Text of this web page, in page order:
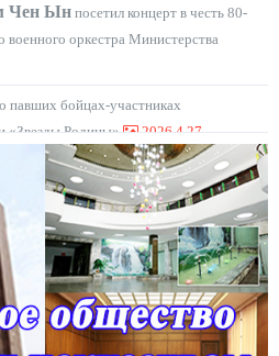
Чен Ынпосетил концерт в честь 80-
военного оркестра Министерства
павших бойцах-участниках
«Звезды Родины»
2026.4.27.
РБ 2026.3.27.
в честь I сессии ВНС КНДР
концерт в честь
8 марта
2026.3.9.
прошел военный парад в честь IX